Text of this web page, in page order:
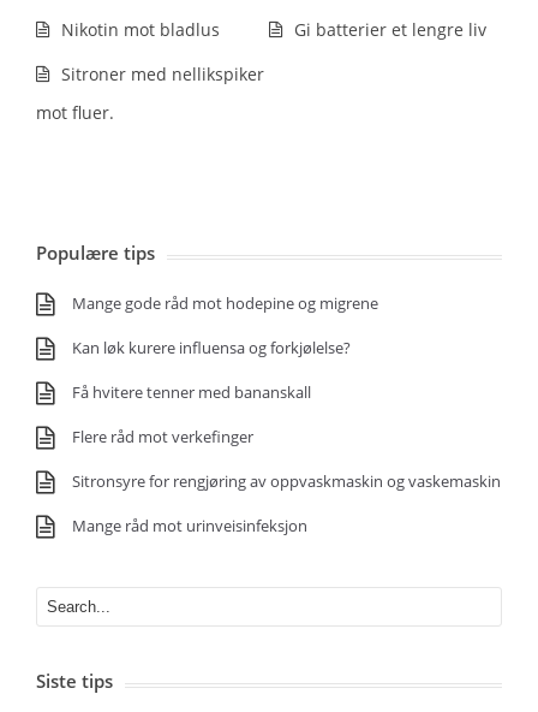
Nikotin mot bladlus
Gi batterier et lengre liv
Sitroner med nellikspiker
mot fluer.
Populære tips
Mange gode råd mot hodepine og migrene
Kan løk kurere influensa og forkjølelse?
Få hvitere tenner med bananskall
Flere råd mot verkefinger
Sitronsyre for rengjøring av oppvaskmaskin og vaskemaskin
Mange råd mot urinveisinfeksjon
Siste tips